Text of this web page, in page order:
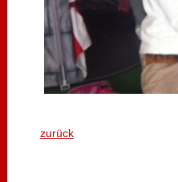
zurück